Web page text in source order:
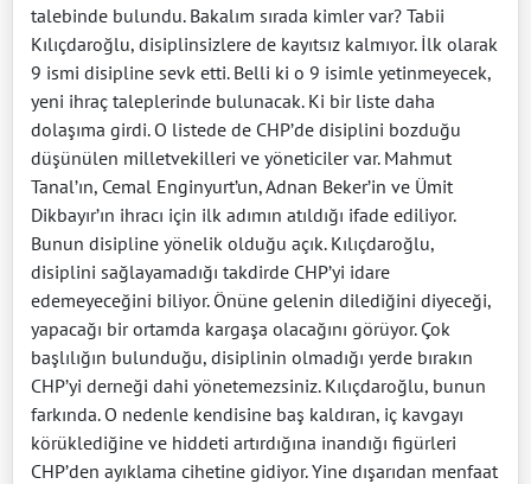
talebinde bulundu. Bakalım sırada kimler var? Tabii
Kılıçdaroğlu, disiplinsizlere de kayıtsız kalmıyor. İlk olarak
9 ismi disipline sevk etti. Belli ki o 9 isimle yetinmeyecek,
yeni ihraç taleplerinde bulunacak. Ki bir liste daha
dolaşıma girdi. O listede de CHP’de disiplini bozduğu
düşünülen milletvekilleri ve yöneticiler var. Mahmut
Tanal’ın, Cemal Enginyurt’un, Adnan Beker’in ve Ümit
Dikbayır’ın ihracı için ilk adımın atıldığı ifade ediliyor.
Bunun disipline yönelik olduğu açık. Kılıçdaroğlu,
disiplini sağlayamadığı takdirde CHP’yi idare
edemeyeceğini biliyor. Önüne gelenin dilediğini diyeceği,
yapacağı bir ortamda kargaşa olacağını görüyor. Çok
başlılığın bulunduğu, disiplinin olmadığı yerde bırakın
CHP’yi derneği dahi yönetemezsiniz. Kılıçdaroğlu, bunun
farkında. O nedenle kendisine baş kaldıran, iç kavgayı
körüklediğine ve hiddeti artırdığına inandığı figürleri
CHP’den ayıklama cihetine gidiyor. Yine dışarıdan menfaat